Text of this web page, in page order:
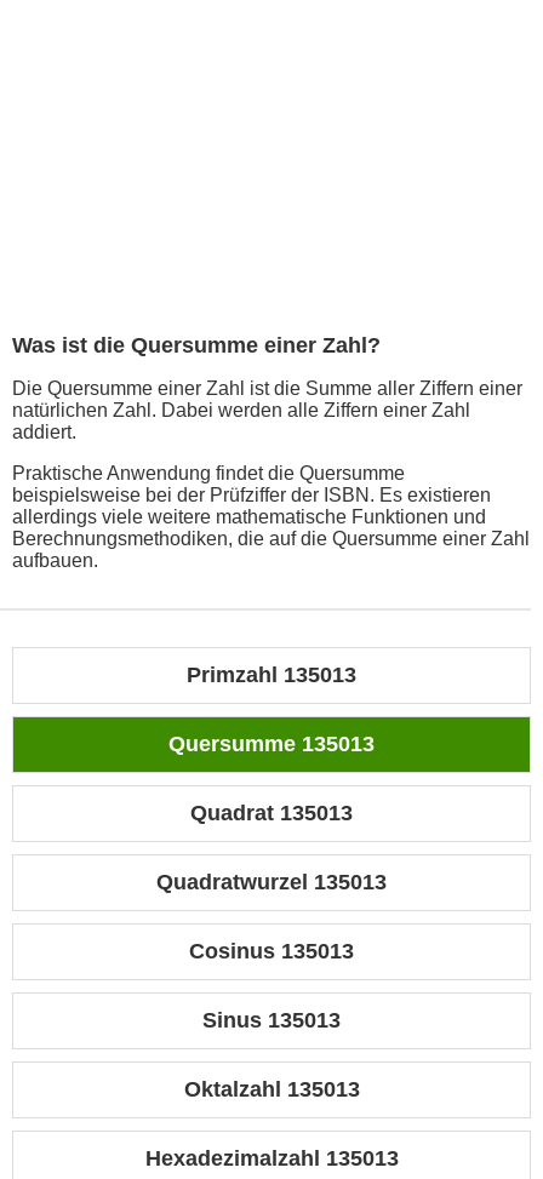
Was ist die Quersumme einer Zahl?
Die Quersumme einer Zahl ist die Summe aller Ziffern einer
natürlichen Zahl. Dabei werden alle Ziffern einer Zahl
addiert.
Praktische Anwendung findet die Quersumme
beispielsweise bei der Prüfziffer der ISBN. Es existieren
allerdings viele weitere mathematische Funktionen und
Berechnungsmethodiken, die auf die Quersumme einer Zahl
aufbauen.
Primzahl 135013
Quersumme 135013
Quadrat 135013
Quadratwurzel 135013
Cosinus 135013
Sinus 135013
Oktalzahl 135013
Hexadezimalzahl 135013